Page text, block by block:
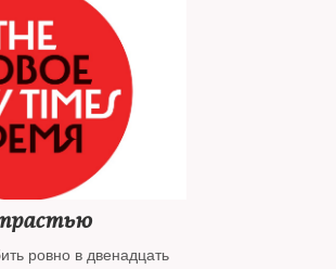
ровно в двенадцать